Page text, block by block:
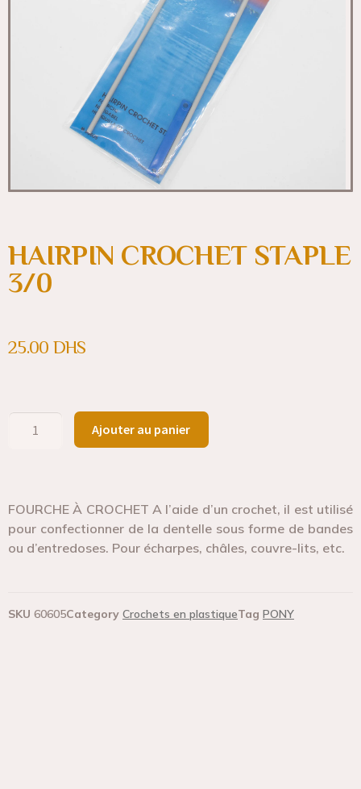
HAIRPIN CROCHET STAPLE
3/0
25.00 DHS
Ajouter au panier
FOURCHE À CROCHET A l’aide d’un crochet, il est utilisé
pour confectionner de la dentelle sous forme de bandes
ou d’entredoses. Pour écharpes, châles, couvre-lits, etc.
SKU 60605Category Crochets en plastiqueTag PONY